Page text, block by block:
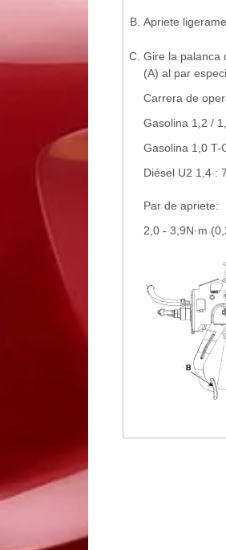
B. Apriete
C. Gire la palanca
(A) al par
Carrera de
Gasolina 1,2 /
Gasolina 1,0 T-
Diésel U2 1,4 :
Par de apriete:
2,0 - 3,9N·m